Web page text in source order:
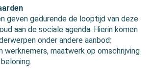
geven gedurende de looptijd van deze
aan de sociale agenda. Hierin komen
onder andere aanbod:
werknemers, maatwerk op omschrijving